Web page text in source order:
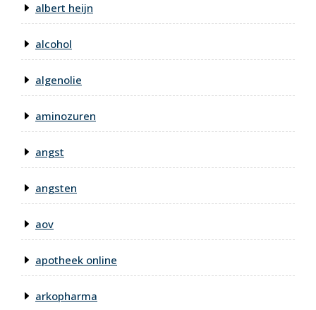
albert heijn
alcohol
algenolie
aminozuren
angst
angsten
aov
apotheek online
arkopharma